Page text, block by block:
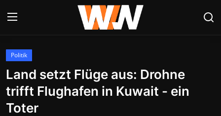
Anmelden
Datenschutzerklärung
Contact
Politik
Land setzt Flüge aus: Drohne
trifft Flughafen in Kuwait - ein
Toter